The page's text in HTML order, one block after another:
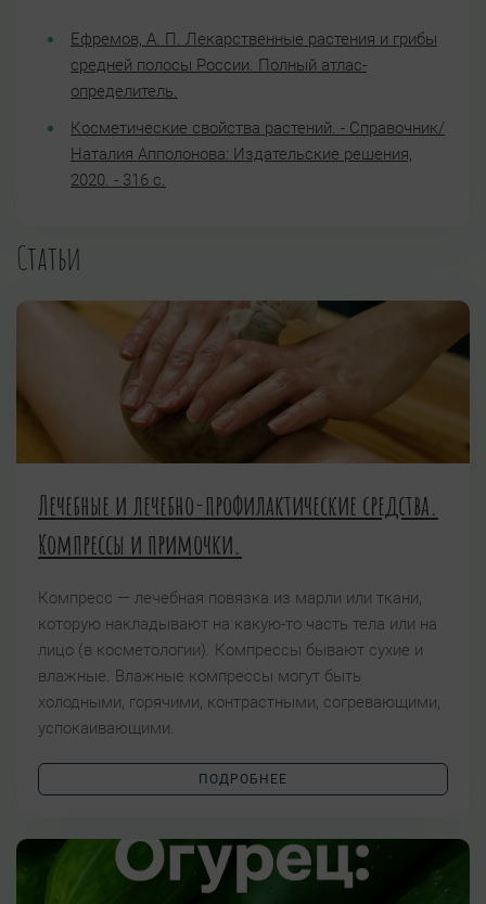
Ефремов, А. П. Лекарственные растения и грибы
средней полосы России. Полный атлас-
определитель.
Косметические свойства растений. - Справочник/
Наталия Апполонова: Издательские решения,
2020. - 316 с.
Статьи
Лечебные и лечебно-профилактические средства.
Компрессы и примочки.
Компресс — лечебная повязка из марли или ткани,
которую накладывают на какую-то часть тела или на
лицо (в косметологии). Компрессы бывают сухие и
влажные. Влажные компрессы могут быть
холодными, горячими, контрастными, согревающими,
успокаивающими.
ПОДРОБНЕЕ